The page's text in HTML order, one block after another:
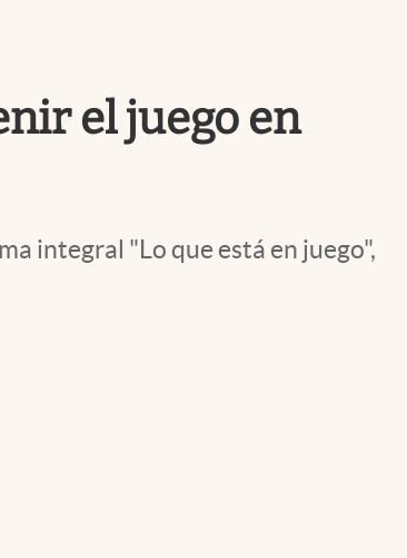
el juego en
integral "Lo que está en juego",